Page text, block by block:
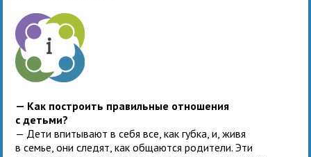
— Как построить правильные отношения
с детьми?
— Дети впитывают в себя все, как губка, и, живя
в семье, они следят, как общаются родители. Эти